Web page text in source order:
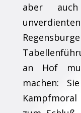
aber
an Hof
machen:
Kampfmoral